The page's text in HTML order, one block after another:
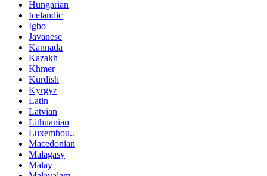
Hungarian
Icelandic
Igbo
Javanese
Kannada
Kazakh
Khmer
Kurdish
Kyrgyz
Latin
Latvian
Lithuanian
Luxembou..
Macedonian
Malagasy
Malay